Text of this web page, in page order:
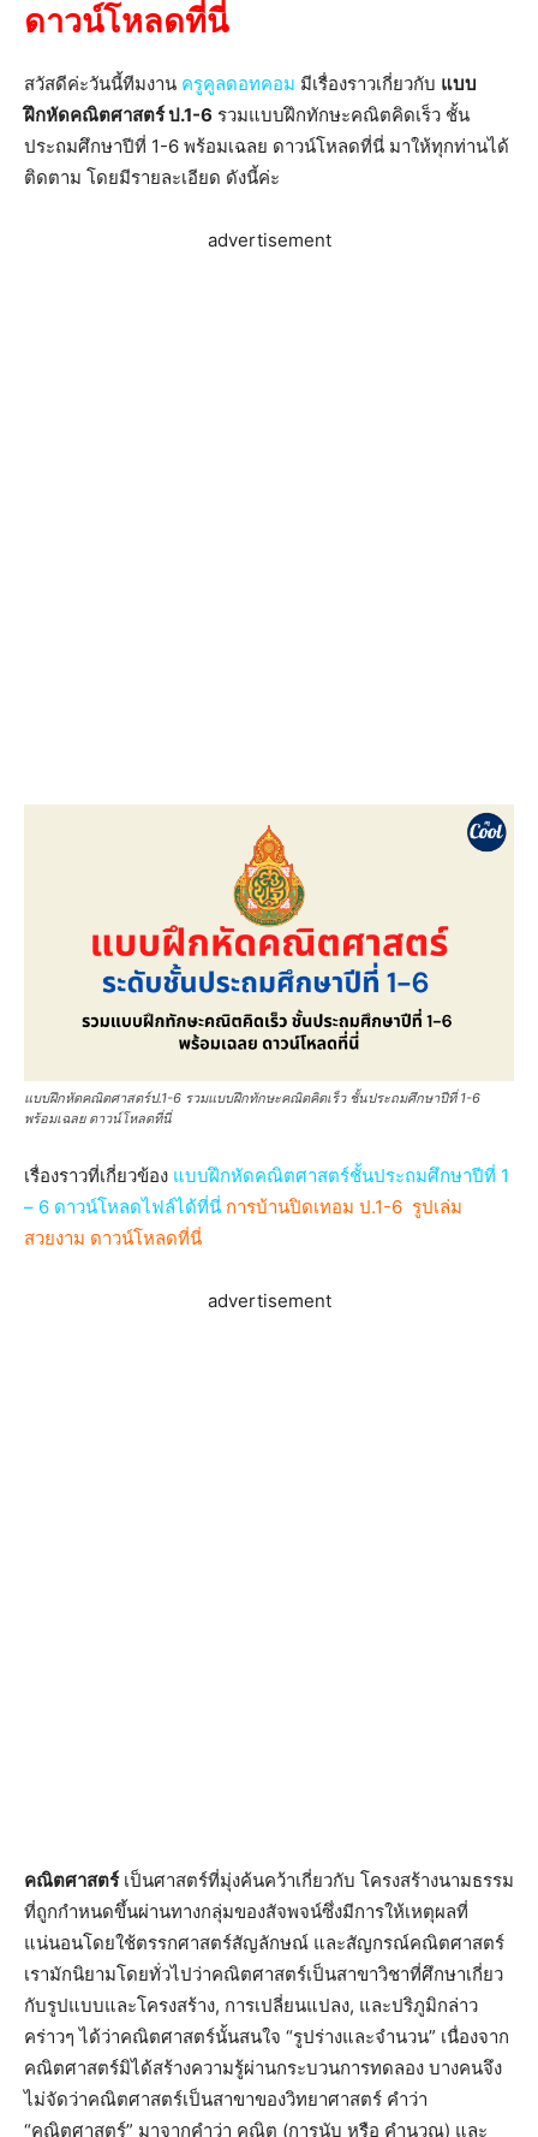
ดาวน์โหลดที่นี่
สวัสดีค่ะวันนี้ทีมงาน ครูคูลดอทคอม มีเรื่องราวเกี่ยวกับ แบบ
ฝึกหัดคณิตศาสตร์ ป.1-6 รวมแบบฝึกทักษะคณิตคิดเร็ว ชั้น
ประถมศึกษาปีที่ 1-6 พร้อมเฉลย ดาวน์โหลดที่นี่ มาให้ทุกท่านได้
ติดตาม โดยมีรายละเอียด ดังนี้ค่ะ
advertisement
แบบฝึกหัดคณิตศาสตร์ป.1-6 รวมแบบฝึกทักษะคณิตคิดเร็ว ชั้นประถมศึกษาปีที่ 1-6
พร้อมเฉลย ดาวน์โหลดที่นี่
เรื่องราวที่เกี่ยวข้อง แบบฝึกหัดคณิตศาสตร์ชั้นประถมศึกษาปีที่ 1
– 6 ดาวน์โหลดไฟล์ได้ที่นี่ การบ้านปิดเทอม ป.1-6 รูปเล่ม
สวยงาม ดาวน์โหลดที่นี่
advertisement
คณิตศาสตร์เป็นศาสตร์ที่มุ่งค้นคว้าเกี่ยวกับ โครงสร้างนามธรรม
ที่ถูกกำหนดขึ้นผ่านทางกลุ่มของสัจพจน์ซึ่งมีการให้เหตุผลที่
แน่นอนโดยใช้ตรรกศาสตร์สัญลักษณ์ และสัญกรณ์คณิตศาสตร์
เรามักนิยามโดยทั่วไปว่าคณิตศาสตร์เป็นสาขาวิชาที่ศึกษาเกี่ยว
กับรูปแบบและโครงสร้าง, การเปลี่ยนแปลง, และปริภูมิกล่าว
คร่าวๆ ได้ว่าคณิตศาสตร์นั้นสนใจ “รูปร่างและจำนวน” เนื่องจาก
คณิตศาสตร์มิได้สร้างความรู้ผ่านกระบวนการทดลอง บางคนจึง
ไม่จัดว่าคณิตศาสตร์เป็นสาขาของวิทยาศาสตร์ คำว่า
“คณิตศาสตร์” มาจากคำว่า คณิต (การนับ หรือ คำนวณ) และ